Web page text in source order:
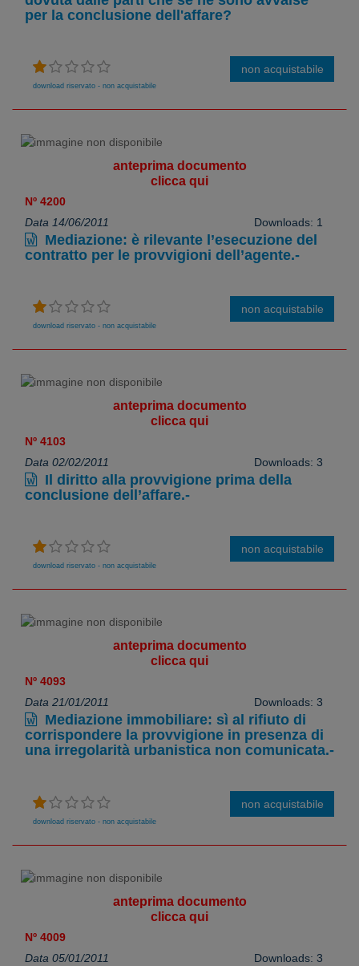
per la conclusione dell'affare?
download riservato - non acquistabile
non acquistabile
anteprima documento
clicca qui
Nº 4200
Data 14/06/2011
Downloads: 1
Mediazione: è rilevante l’esecuzione del
contratto per le provvigioni dell’agente.-
download riservato - non acquistabile
non acquistabile
anteprima documento
clicca qui
Nº 4103
Data 02/02/2011
Downloads: 3
Il diritto alla provvigione prima della
conclusione dell’affare.-
download riservato - non acquistabile
non acquistabile
anteprima documento
clicca qui
Nº 4093
Data 21/01/2011
Downloads: 3
Mediazione immobiliare: sì al rifiuto di
corrispondere la provvigione in presenza di
una irregolarità urbanistica non comunicata.-
download riservato - non acquistabile
non acquistabile
anteprima documento
clicca qui
Nº 4009
Data 05/01/2011
Downloads: 3